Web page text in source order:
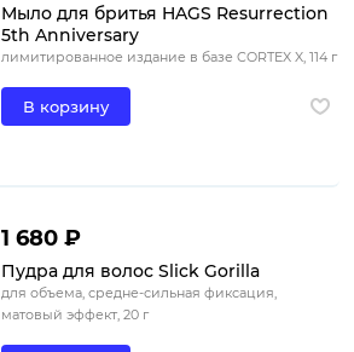
Мыло для бритья HAGS Resurrection
5th Anniversary
лимитированное издание в базе CORTEX X, 114 г
В корзину
1 680 ₽
Пудра для волос Slick Gorilla
для объема, средне-сильная фиксация,
матовый эффект, 20 г